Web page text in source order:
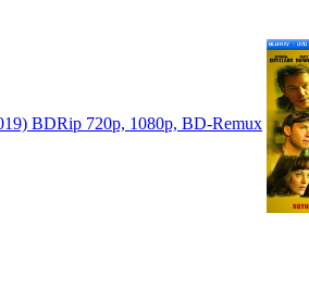
BDRip 720p, 1080p, BD-Remux